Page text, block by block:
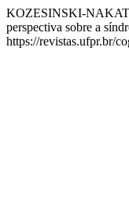
KOZESINSKI-
perspectiva sobre a
https://revistas.ufpr.br/